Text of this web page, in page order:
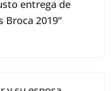
entrega de
Broca 2019”